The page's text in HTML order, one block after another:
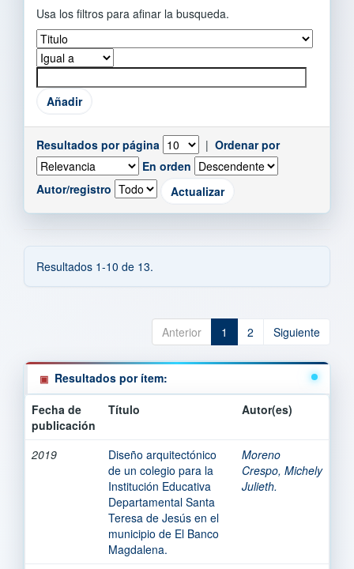
Usa los filtros para afinar la busqueda.
Resultados por página | Ordenar por
En orden
Autor/registro
Resultados 1-10 de 13.
Anterior 1 2 Siguiente
Resultados por ítem:
Fecha de
publicación
Título Autor(es)
2019
Diseño arquitectónico
de un colegio para la
Institución Educativa
Departamental Santa
Teresa de Jesús en el
municipio de El Banco
Magdalena.
Moreno
Crespo, Michely
Julieth.